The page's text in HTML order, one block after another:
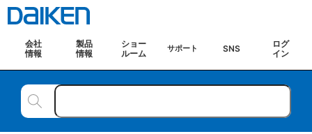
会社
情報
製品
情報
ショー
ルーム
サポート SNS
ログ
イン